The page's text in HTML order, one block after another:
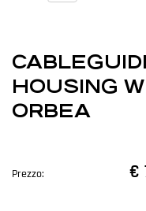
HOUSING
ORBEA
Prezzo: €